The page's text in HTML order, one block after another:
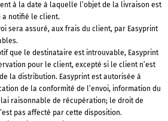
à la date à laquelle l’objet de la livraison est
a notifié le client.
sera assuré, aux frais du client, par Easyprint
que le destinataire est introuvable, Easyprint
pour le client, excepté si le client n’est
la distribution. Easyprint est autorisée à
de la conformité de l’envoi, information du
raisonnable de récupération; le droit de
pas affecté par cette disposition.